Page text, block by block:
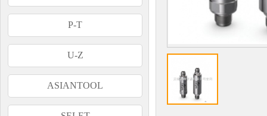
P-T
U-Z
ASIANTOOL